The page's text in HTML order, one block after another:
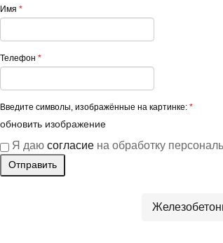
Имя *
Телефон *
Введите символы, изображённые на картинке: *
обновить изображение
Я даю согласие на обработку